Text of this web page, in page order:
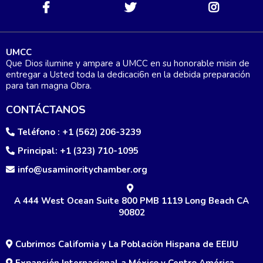
UMCC
Que Dios ilumine y ampare a UMCC en su honorable misin de
entregar a Usted toda la dedicaci6n en la debida preparación
para tan magna Obra.
CONTÁCTANOS
Teléfono : +1 (562) 206-3239
Principal: +1 (323) 710-1095
info@usaminoritychamber.org
A 444 West Ocean Suite 800 PMB 1119 Long Beach CA
90802
Cubrimos Califomia y La Poblaciön Hispana de EEIJU